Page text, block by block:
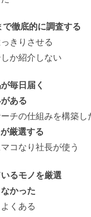
徹底的に調査する
きりさせる
紹介しない
毎日届く
ある
の仕組みを構築し
厳選する
社長が使う
るモノを厳選
かった
くある